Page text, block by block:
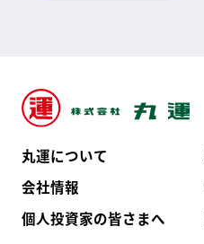
丸運について
会社情報
個人投資家の皆さまへ